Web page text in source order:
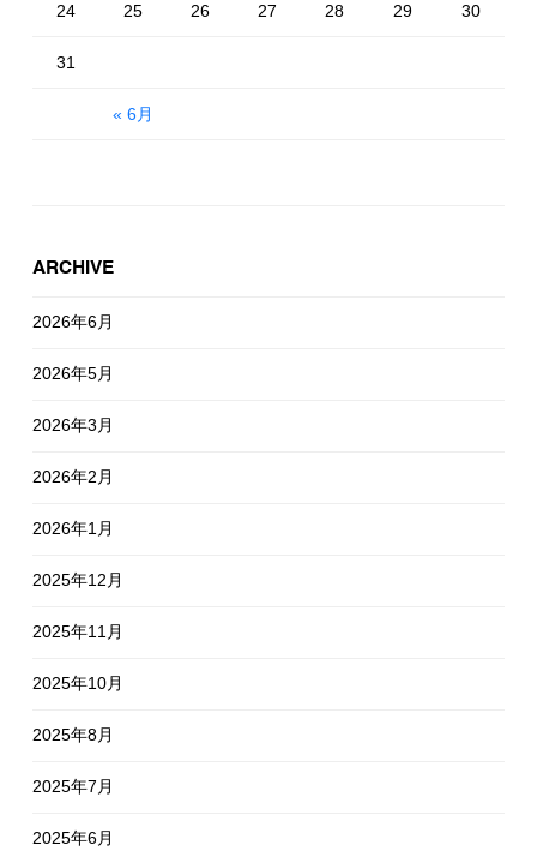
« 6月
24 25 26 27 28 29 30
31
ARCHIVE
2026年6月
2026年5月
2026年3月
2026年2月
2026年1月
2025年12月
2025年11月
2025年10月
2025年8月
2025年7月
2025年6月